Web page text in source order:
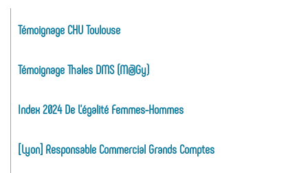
Témoignage CHU Toulouse
Témoignage Thales DMS (M@gy)
Index 2024 De L’égalité Femmes-Hommes
[Lyon] Responsable Commercial Grands Comptes